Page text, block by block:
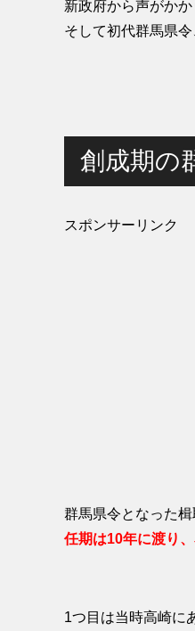
新政府から声がか
そして初代群馬県
創成期の
スポンサーリンク
群馬県令となった
任期は10年に渡り
1つ目は当時高崎に